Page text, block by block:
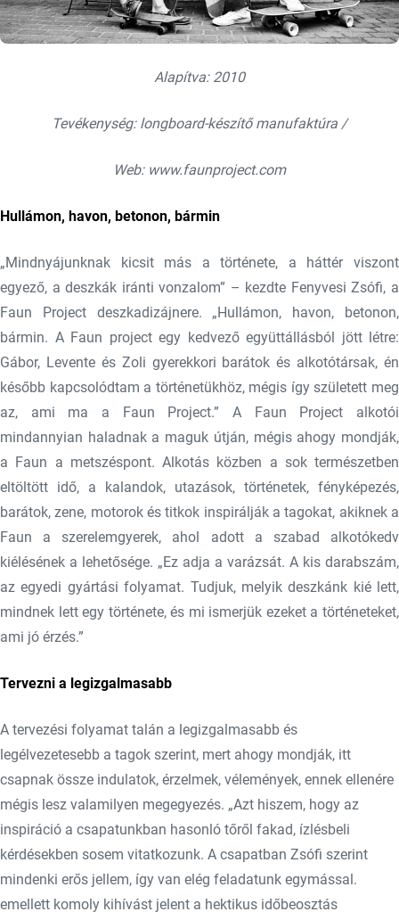
Alapítva: 2010
Tevékenység: longboard-készítő manufaktúra /
Web: www.faunproject.com
Hullámon, havon, betonon, bármin
„Mindnyájunknak kicsit más a története, a háttér viszont
egyező, a deszkák iránti vonzalom” – kezdte Fenyvesi Zsófi, a
Faun Project deszkadizájnere. „Hullámon, havon, betonon,
bármin. A Faun project egy kedvező együttállásból jött létre:
Gábor, Levente és Zoli gyerekkori barátok és alkotótársak, én
később kapcsolódtam a történetükhöz, mégis így született meg
az, ami ma a Faun Project.” A Faun Project alkotói
mindannyian haladnak a maguk útján, mégis ahogy mondják,
a Faun a metszéspont. Alkotás közben a sok természetben
eltöltött idő, a kalandok, utazások, történetek, fényképezés,
barátok, zene, motorok és titkok inspirálják a tagokat, akiknek a
Faun a szerelemgyerek, ahol adott a szabad alkotókedv
kiélésének a lehetősége. „Ez adja a varázsát. A kis darabszám,
az egyedi gyártási folyamat. Tudjuk, melyik deszkánk kié lett,
mindnek lett egy története, és mi ismerjük ezeket a történeteket,
ami jó érzés.”
Tervezni a legizgalmasabb
A tervezési folyamat talán a legizgalmasabb és
legélvezetesebb a tagok szerint, mert ahogy mondják, itt
csapnak össze indulatok, érzelmek, vélemények, ennek ellenére
mégis lesz valamilyen megegyezés. „Azt hiszem, hogy az
inspiráció a csapatunkban hasonló tőről fakad, ízlésbeli
kérdésekben sosem vitatkozunk. A csapatban Zsófi szerint
mindenki erős jellem, így van elég feladatunk egymással.
emellett komoly kihívást jelent a hektikus időbeosztás